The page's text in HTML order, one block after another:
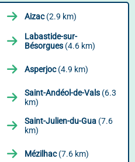
Aizac(2.9 km)
Labastide-sur-
Bésorgues (4.6 km)
Asperjoc(4.9 km)
Saint-Andéol-de-Vals (6.3
km)
Saint-Julien-du-Gua (7.6
km)
Mézilhac(7.6 km)